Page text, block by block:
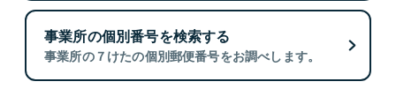
事業所の個別番号を検索する
事業所の７けたの個別郵便番号をお調べします。